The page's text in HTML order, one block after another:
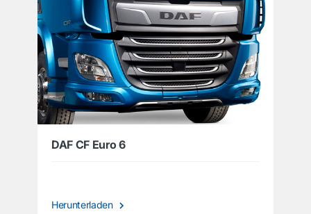
DAF CF Euro 6
Herunterladen